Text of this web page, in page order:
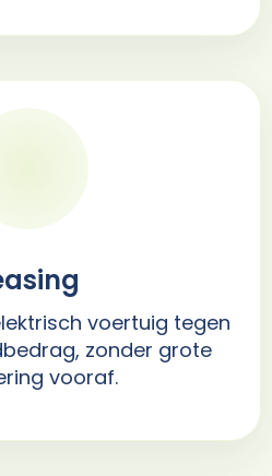
voertuig tegen
zonder grote
vooraf.